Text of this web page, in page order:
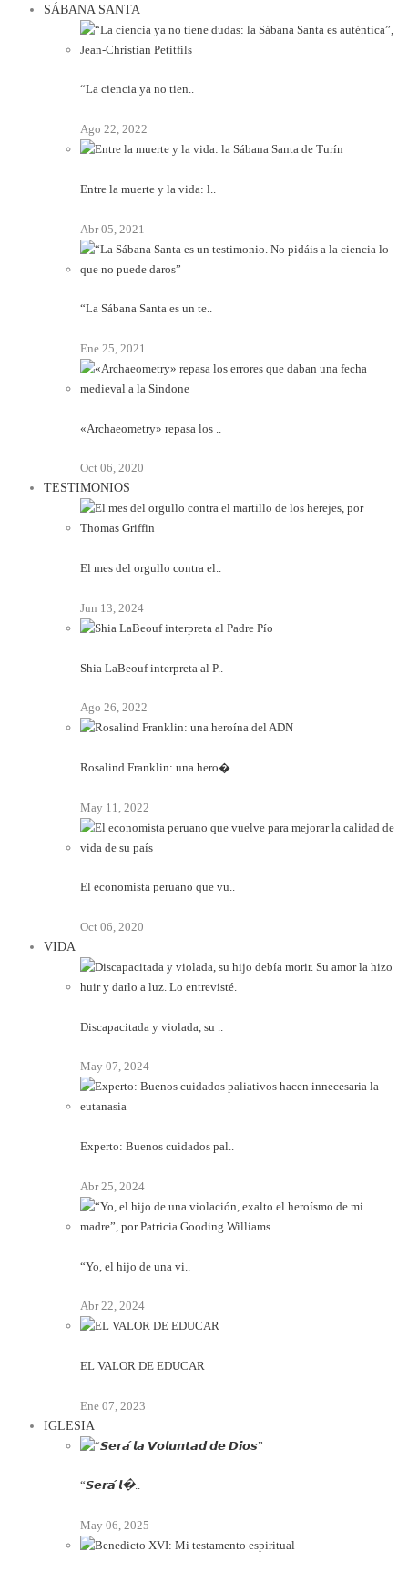
SÁBANA SANTA
“La ciencia ya no tien..
Ago 22, 2022
Entre la muerte y la vida: l..
Abr 05, 2021
“La Sábana Santa es un te..
Ene 25, 2021
«Archaeometry» repasa los ..
Oct 06, 2020
TESTIMONIOS
El mes del orgullo contra el..
Jun 13, 2024
Shia LaBeouf interpreta al P..
Ago 26, 2022
Rosalind Franklin: una hero�..
May 11, 2022
El economista peruano que vu..
Oct 06, 2020
VIDA
Discapacitada y violada, su ..
May 07, 2024
Experto: Buenos cuidados pal..
Abr 25, 2024
“Yo, el hijo de una vi..
Abr 22, 2024
EL VALOR DE EDUCAR
Ene 07, 2023
IGLESIA
“𝙎𝙚𝙧𝙖́ 𝙡�..
May 06, 2025